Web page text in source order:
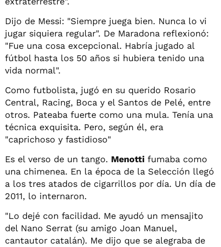
Dijo de Messi: "Siempre juega bien. Nunca lo vi
jugar siquiera regular". De Maradona reflexionó:
"Fue una cosa excepcional. Habría jugado al
fútbol hasta los 50 años si hubiera tenido una
vida normal".
Como futbolista, jugó en su querido Rosario
Central, Racing, Boca y el Santos de Pelé, entre
otros. Pateaba fuerte como una mula. Tenía una
técnica exquisita. Pero, según él, era
"caprichoso y fastidioso"
Es el verso de un tango. Menotti fumaba como
una chimenea. En la época de la Selección llegó
a los tres atados de cigarrillos por día. Un día de
2011, lo internaron.
"Lo dejé con facilidad. Me ayudó un mensajito
del Nano Serrat (su amigo Joan Manuel,
cantautor catalán). Me dijo que se alegraba de